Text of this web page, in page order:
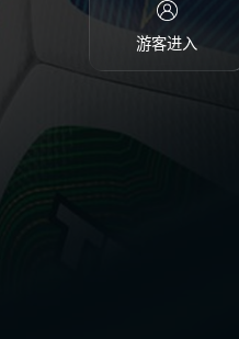
游客进入